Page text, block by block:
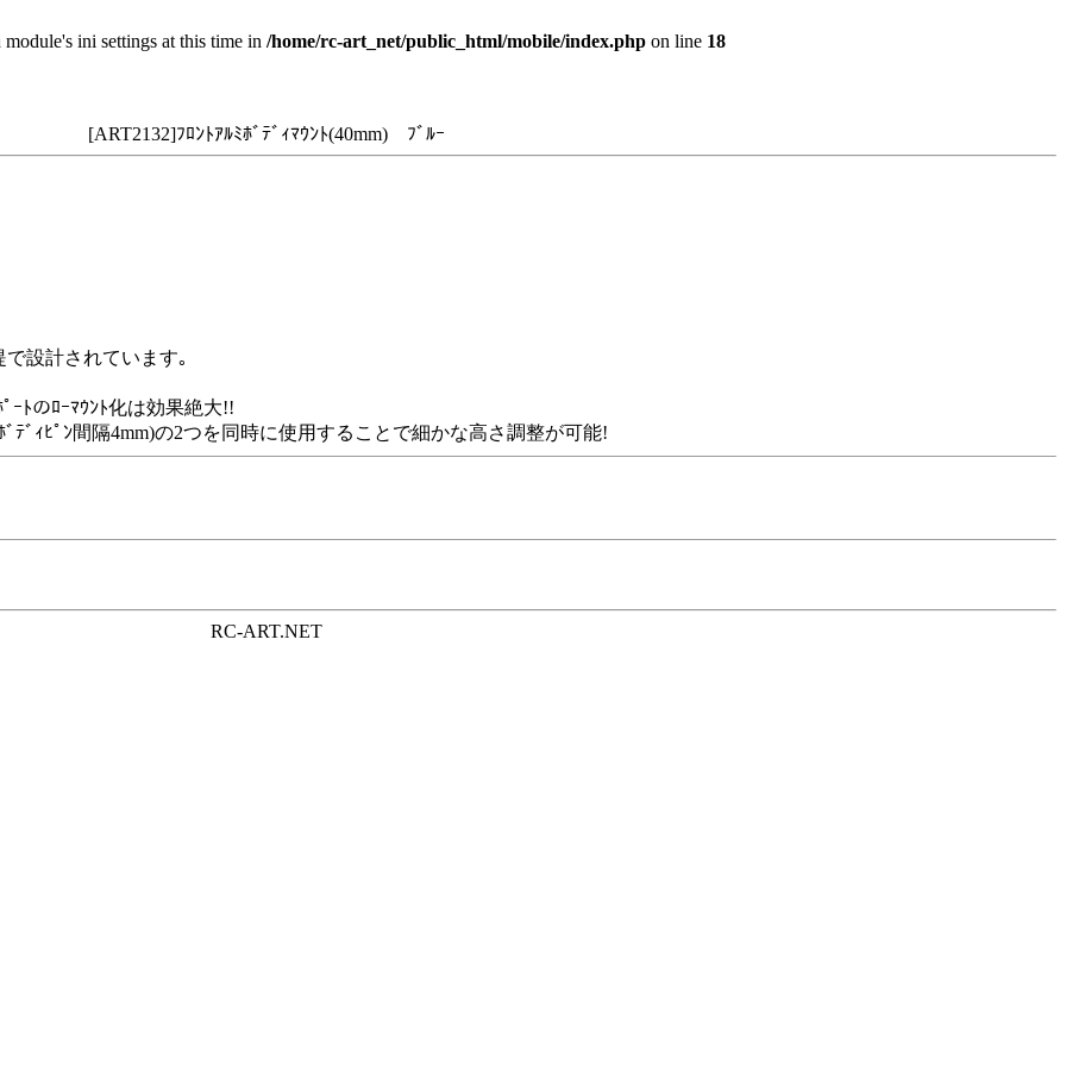
ini settings at this time in /home/rc-art_net/public_html/mobile/index.php on line 18
[ART2132]ﾌﾛﾝﾄｱﾙﾐﾎﾞﾃﾞｨﾏｳﾝﾄ(40mm) ﾌﾞﾙｰ
で設計されています｡
ｰﾄのﾛｰﾏｳﾝﾄ化は効果絶大!!
ﾞﾃﾞｨﾋﾟﾝ間隔4mm)の2つを同時に使用することで細かな高さ調整が可能!
RC-ART.NET